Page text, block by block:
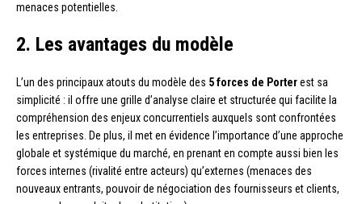
menaces potentielles.
2. Les avantages du modèle
L’un des principaux atouts du modèle des 5 forces de Porterest sa
simplicité : il offre une grille d’analyse claire et structurée qui facilite la
compréhension des enjeux concurrentiels auxquels sont confrontées
les entreprises. De plus, il met en évidence l’importance d’une approche
globale et systémique du marché, en prenant en compte aussi bien les
forces internes (rivalité entre acteurs) qu’externes (menaces des
nouveaux entrants, pouvoir de négociation des fournisseurs et clients,